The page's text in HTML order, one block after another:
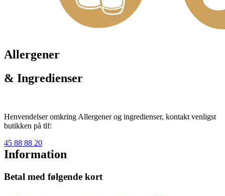
Allergener
& Ingredienser
Henvendelser omkring Allergener og ingredienser, kontakt venligst
butikken på tlf:
45 88 88 20
Information
Betal med følgende kort